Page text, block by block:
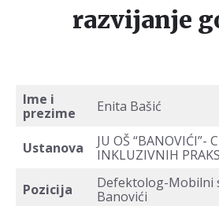
razvijanje
Ime i
prezime
Enita Bašić
Ustanova
JU OŠ “BANOVIĆI”-
INKLUZIVNIH
Pozicija
Defektolog-Mobilni
Banovići